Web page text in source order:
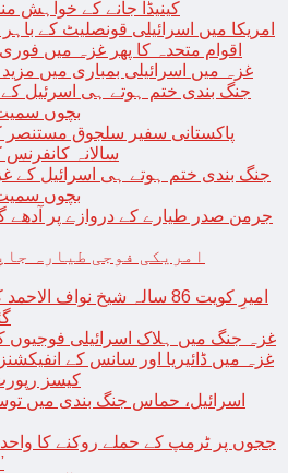
کینیڈا جانے کے خواہش
امریکا میں اسرائیلی قونصلیٹ کے
اقوام متحدہ کا پھر غزہ میں
غزہ میں اسرائیلی بمباری میں مزید 131 فلسطینی شہید
جنگ بندی ختم ہوتے ہی اسرئیل کے
بچوں سمیت 37 فلسطینی
پاکستانی سفیر سلجوق مستنصر
سالانہ
جنگ بندی ختم ہوتے ہی اسرائیل کے
بچوں سمیت 32 فلسطینی
جرمن صدر طیارے کے دروازے پر آدھے
امریکی فوجی طیارہ
امیرِ کویت 86 سالہ شیخ نواف
غزہ جنگ میں ہلاک اسرائیلی فوجیوں کی تعداد
غزہ میں ڈائیریا اور سانس کے
کیسز
اسرائیل، حماس جنگ بندی میں
جیل میں ڈال دیا جائے’